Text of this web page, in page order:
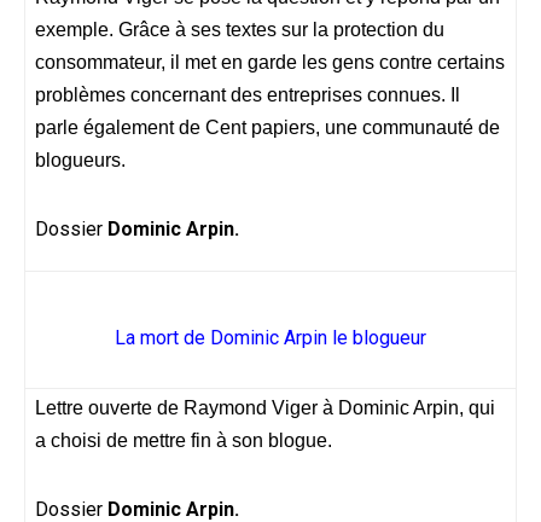
exemple. Grâce à ses textes sur la protection du
consommateur, il met en garde les gens contre certains
problèmes concernant des entreprises connues. Il
parle également de Cent papiers, une communauté de
blogueurs.
Dossier Dominic Arpin.
La mort de Dominic Arpin le blogueur
Lettre ouverte de Raymond Viger à Dominic Arpin, qui
a choisi de mettre fin à son blogue.
Dossier Dominic Arpin.